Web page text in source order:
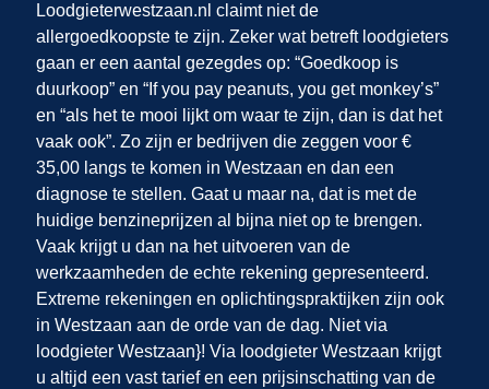
Loodgieterwestzaan.nl claimt niet de
allergoedkoopste te zijn. Zeker wat betreft loodgieters
gaan er een aantal gezegdes op: “Goedkoop is
duurkoop” en “If you pay peanuts, you get monkey’s”
en “als het te mooi lijkt om waar te zijn, dan is dat het
vaak ook”. Zo zijn er bedrijven die zeggen voor €
35,00 langs te komen in Westzaan en dan een
diagnose te stellen. Gaat u maar na, dat is met de
huidige benzineprijzen al bijna niet op te brengen.
Vaak krijgt u dan na het uitvoeren van de
werkzaamheden de echte rekening gepresenteerd.
Extreme rekeningen en oplichtingspraktijken zijn ook
in Westzaan aan de orde van de dag. Niet via
loodgieter Westzaan}! Via loodgieter Westzaan krijgt
u altijd een vast tarief en een prijsinschatting van de